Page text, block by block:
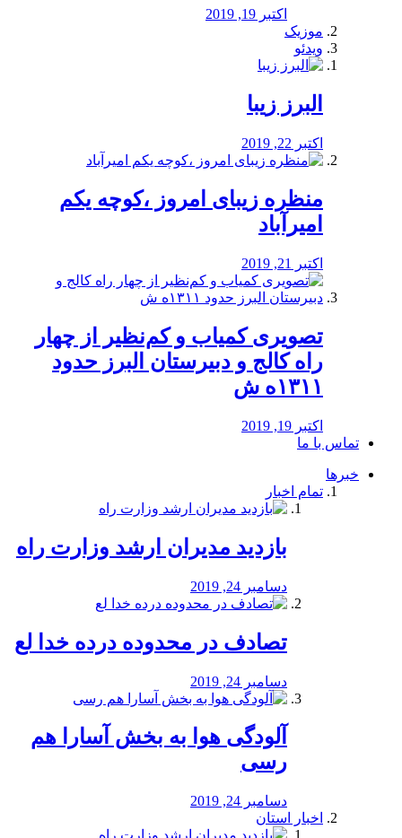
اکتبر 19, 2019
موزیک
ویدئو
البرز زیبا
اکتبر 22, 2019
منظره‌‌ زیبای امروز ،کوچه یکم
امیرآباد
اکتبر 21, 2019
️تصویری کمیاب و کم‌نظیر از چهار
راه كالج و دبيرستان البرز حدود
۱۳۱۱ه ش
اکتبر 19, 2019
تماس با ما
خبرها
تمام اخبار
بازدید مدیران ارشد وزارت راه
دسامبر 24, 2019
تصادف در محدوده درده خدا لع
دسامبر 24, 2019
آلودگی هوا به بخش آسارا هم
رسی
دسامبر 24, 2019
اخبار استان